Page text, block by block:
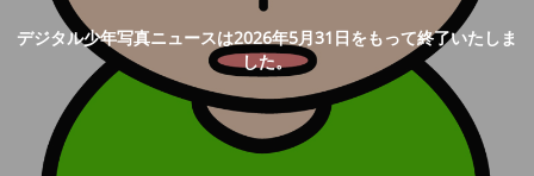
デジタル少年写真ニュースは2026年5月31日をもって終了いたしま
した。